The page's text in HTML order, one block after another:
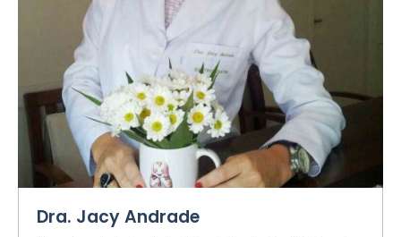
Dra. Jacy Andrade